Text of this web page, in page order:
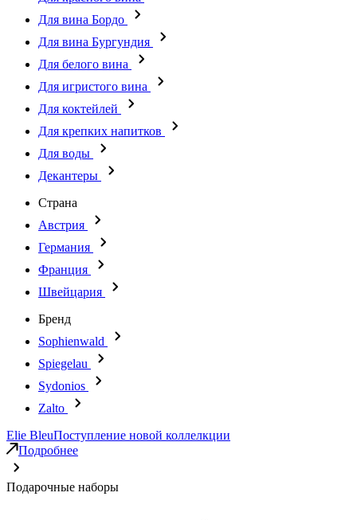
Для вина Бордо
Для вина Бургундия
Для белого вина
Для игристого вина
Для коктейлей
Для крепких напитков
Для воды
Декантеры
Страна
Австрия
Германия
Франция
Швейцария
Бренд
Sophienwald
Spiegelau
Sydonios
Zalto
Elie BleuПоступление новой коллелкции
Подробнее
Подарочные наборы